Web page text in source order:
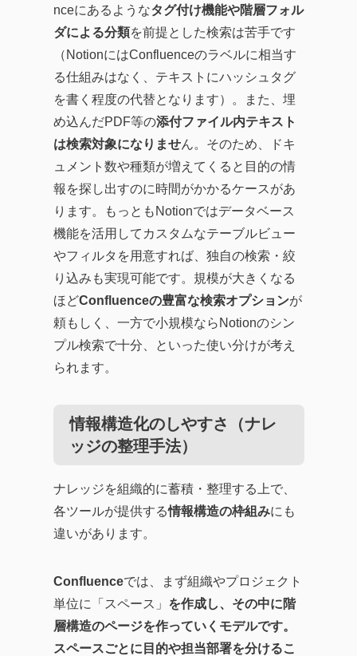
nceにあるようなタグ付け機能や階層フォル
ダによる分類を前提とした検索は苦手です
（NotionにはConfluenceのラベルに相当す
る仕組みはなく、テキストにハッシュタグ
を書く程度の代替となります）。また、埋
め込んだPDF等の添付ファイル内テキスト
は検索対象になりません。そのため、ドキ
ュメント数や種類が増えてくると目的の情
報を探し出すのに時間がかかるケースがあ
ります。もっともNotionではデータベース
機能を活用してカスタムなテーブルビュー
やフィルタを用意すれば、独自の検索・絞
り込みも実現可能です。規模が大きくなる
ほどConfluenceの豊富な検索オプションが
頼もしく、一方で小規模ならNotionのシン
プル検索で十分、といった使い分けが考え
られます。
情報構造化のしやすさ（ナレ
ッジの整理手法）
ナレッジを組織的に蓄積・整理する上で、
各ツールが提供する情報構造の枠組みにも
違いがあります。
Confluenceでは、まず組織やプロジェクト
単位に「スペース」 を作成し、その中に階
層構造のページを作っていくモデルです。
スペースごとに目的や担当部署を分けるこ